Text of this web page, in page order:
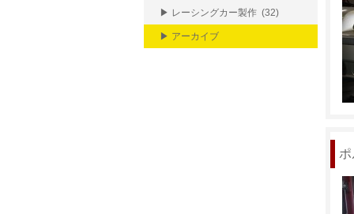
▶ レーシングカー製作 (32)
▶ アーカイブ